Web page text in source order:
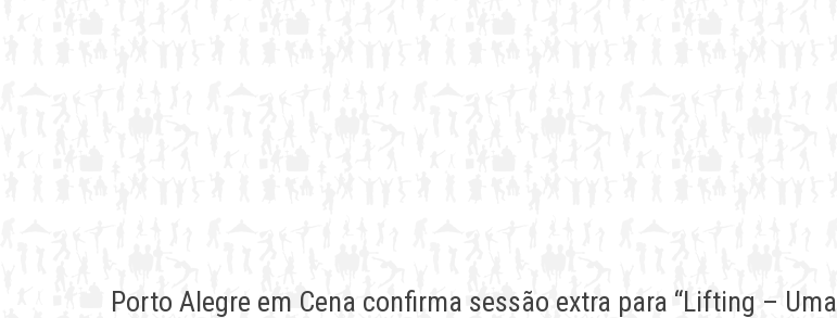
Porto Alegre em Cena confirma sessão extra para “Lifting – Uma